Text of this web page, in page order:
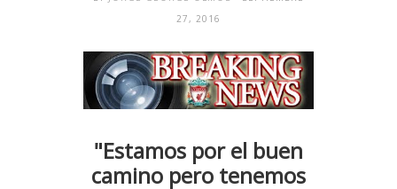
27, 2016
"Estamos por el buen
camino pero tenemos